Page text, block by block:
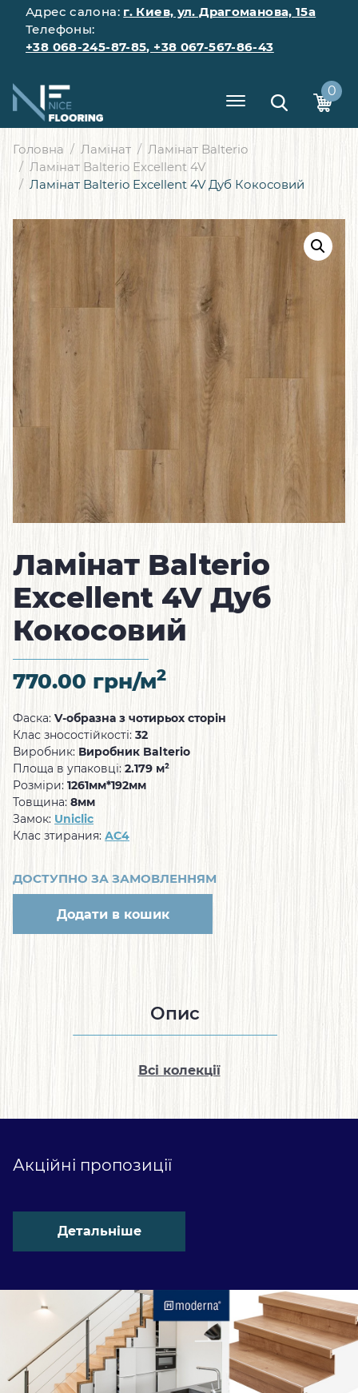
Адрес салона: г. Киев, ул. Драгоманова, 15а
Телефоны:
+38 068-245-87-85, +38 067-567-86-43
0
Головна Ламінат
Ламінат Balterio
Ламінат Balterio Excellent 4V
Ламінат Balterio Excellent 4V Дуб Кокосовий
Ламінат Balterio
Excellent 4V Дуб
Кокосовий
770.00 грн/м2
Фаска: V-образна з чотирьох сторін
Клас зносостійкості: 32
Виробник: Виробник Balterio
Площа в упаковці: 2.179 м²
Розміри: 1261мм*192мм
Товщина: 8мм
Замок: Uniclic
Клас зтирания: АС4
ДОСТУПНО ЗА ЗАМОВЛЕННЯМ
Додати в кошик
Опис
Всі колекції
Акційні пропозиції
Детальніше